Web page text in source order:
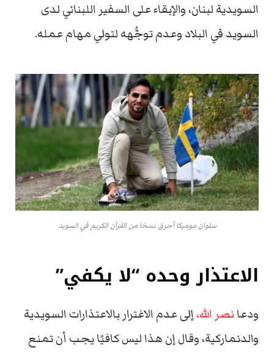
السويدية لبنان، والإبقاء على السفير اللبناني لدى
السويد في البلاد وعدم توجُّهه لتولي مهام عمله.
سلوان موميكا أحرق نسخا من القرآن الكريم في السويد
الاعتذار وحده “لا يكفي”
ودعانصر الله،إلى عدم الاغترار بالاعتذارات السويدية
والدنماركية، وقال إن هذا ليس كافيًا يجب أن تمنع